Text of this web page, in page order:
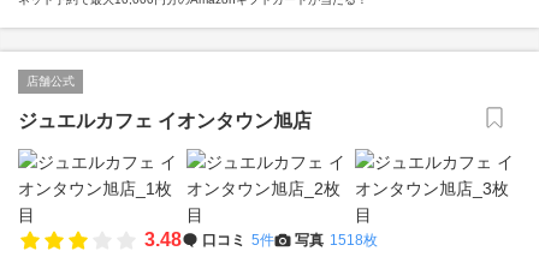
店舗公式
ジュエルカフェ イオンタウン旭店
3.48 口コミ 5件 写真 1518枚